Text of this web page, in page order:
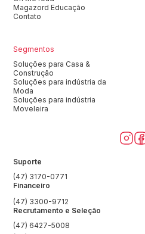
Magazord Educação
Contato
Segmentos
Soluções para Casa &
Construção
Soluções para indústria da
Moda
Soluções para indústria
Moveleira
Suporte
(47) 3170-0771
Financeiro
(47) 3300-9712
Recrutamento e Seleção
(47) 6427-5008